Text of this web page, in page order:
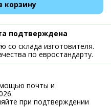
корзину
подтверждена
со склада изготовителя.
по евростандарту.
почты и
при подтверждении